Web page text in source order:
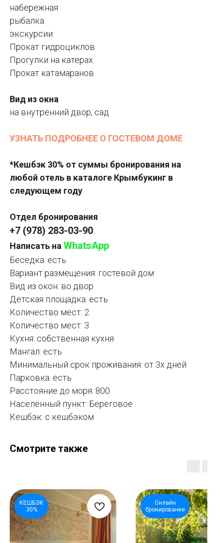
набережная
рыбалка
экскурсии
Прокат гидроциклов
Прогулки на катерах
Прокат катамаранов
Вид из окна
на внутренний двор, сад
УЗНАТЬ ПОДРОБНЕЕ О ГОСТЕВОМ ДОМЕ
*Кешбэк 30% от суммы бронирования на
любой отель в каталоге Крымбукинг в
следующем году
Отдел бронирования
+7 (978) 283-03-90
Написать на WhatsApp
Беседка: есть
Вариант размещения: гостевой дом
Вид из окон: во двор
Детская площадка: есть
Количество мест: 2
Количество мест: 3
Кухня: собственная кухня
Мангал: есть
Минимальный срок проживания: от 3х дней
Парковка: есть
Расстояние до моря: 800
Населённый пункт: Береговое
Кешбэк: с кешбэком
Смотрите также
КЕШБЭК
30%
Онлайн
бронирование